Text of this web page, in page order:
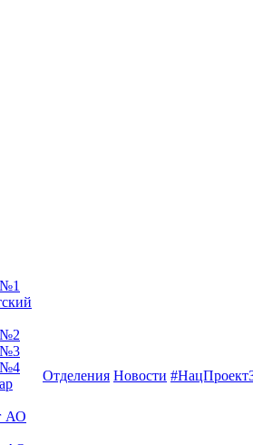
№2
№3
№4
АО
Отделения Новости